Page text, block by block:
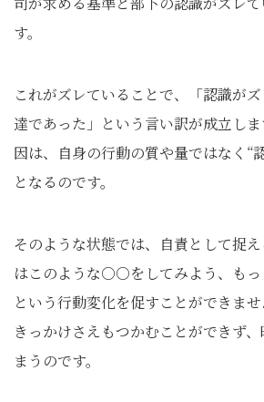
す。
これがズレていることで、「認識が
達であった」という言い訳が成立し
因は、自身の行動の質や量ではなく“
となるのです。
そのような状態では、自責として捉
はこのような○○をしてみよう、も
という行動変化を促すことができま
きっかけさえもつかむことができず
まうのです。